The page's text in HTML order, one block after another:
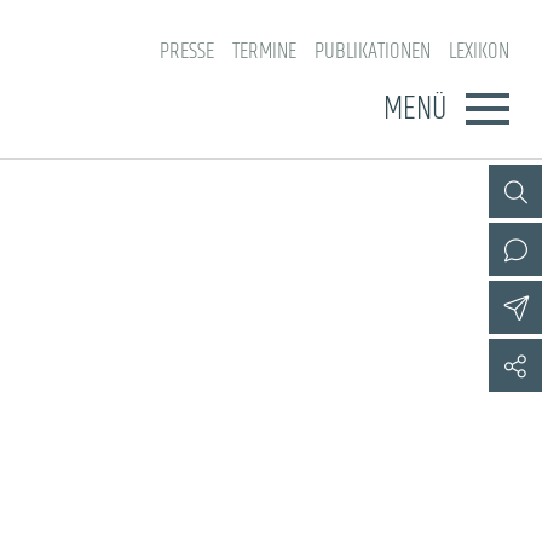
PRESSE TERMINE PUBLIKATIONEN LEXIKON
MENÜ